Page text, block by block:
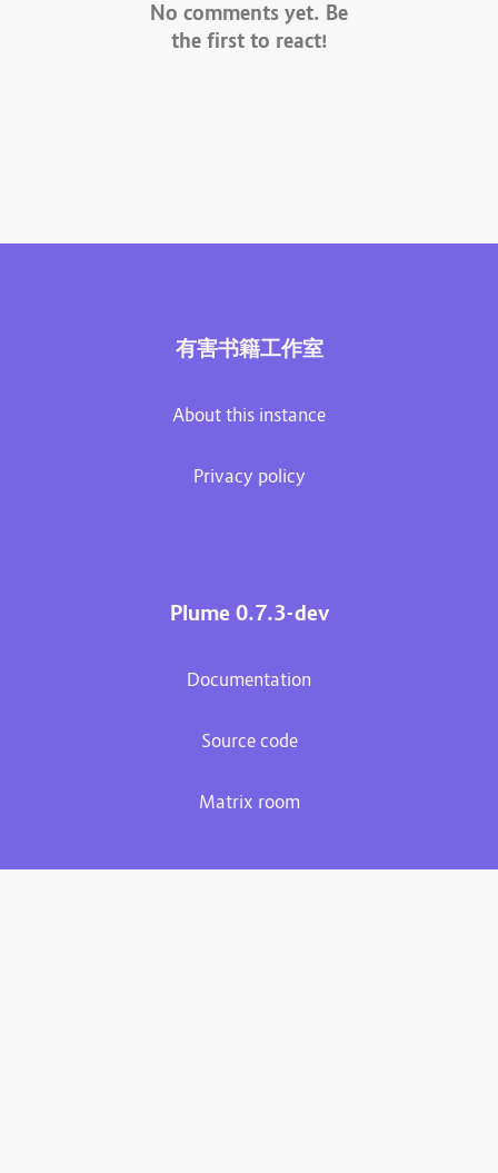
No comments yet. Be
the first to react!
有害书籍工作室
About this instance
Privacy policy
Plume 0.7.3-dev
Documentation
Source code
Matrix room